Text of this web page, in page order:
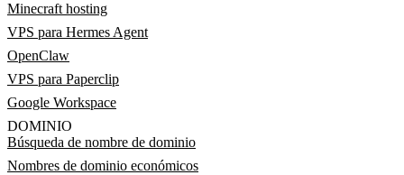
Minecraft hosting
VPS para Hermes Agent
OpenClaw
VPS para Paperclip
Google Workspace
DOMINIO
Búsqueda de nombre de dominio
Nombres de dominio económicos